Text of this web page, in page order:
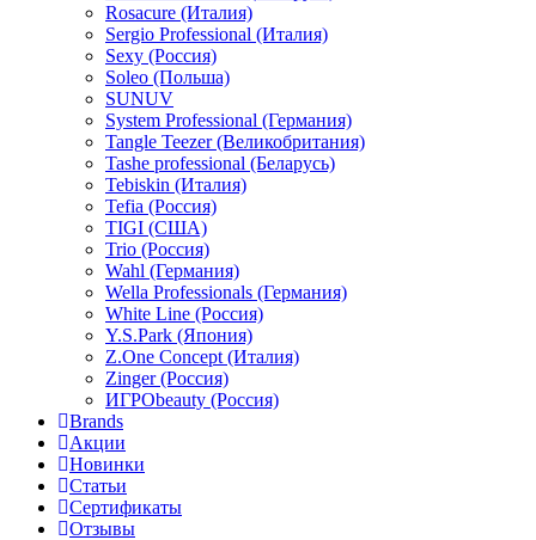
Rosacure (Италия)
Sergio Professional (Италия)
Sexy (Россия)
Soleo (Польша)
SUNUV
System Professional (Германия)
Tangle Teezer (Великобритания)
Tashe professional (Беларусь)
Tebiskin (Италия)
Tefia (Россия)
TIGI (США)
Trio (Россия)
Wahl (Германия)
Wella Professionals (Германия)
White Line (Россия)
Y.S.Park (Япония)
Z.One Concept (Италия)
Zinger (Россия)
ИГРОbeauty (Россия)
Brands
Акции
Новинки
Статьи
Сертификаты
Отзывы